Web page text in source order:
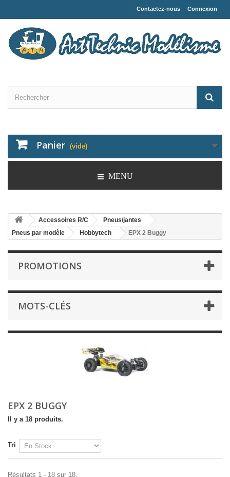
Connexion
Contactez-nous
Panier (vide)
MENU
Accessoires R/C
Pneus/jantes
Pneus par modèle
Hobbytech EPX 2 Buggy
PROMOTIONS
MOTS-CLÉS
EPX 2 BUGGY
Il y a 18 produits.
Tri
Résultats 1 - 18 sur 18.